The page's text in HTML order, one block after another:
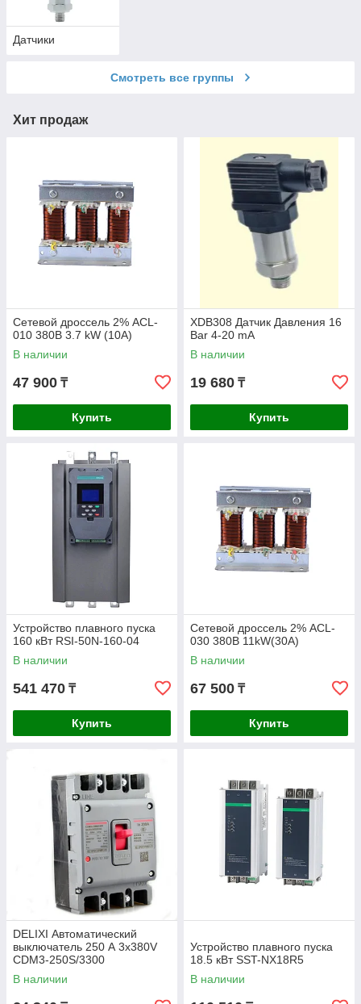
Датчики
Смотреть все группы
Хит продаж
Сетевой дроссель 2% ACL-
010 380В 3.7 kW (10А)
В наличии
47 900 ₸
Купить
XDB308 Датчик Давления 16
Bar 4-20 mA
В наличии
19 680 ₸
Купить
Устройство плавного пуска
160 кВт RSI-50N-160-04
В наличии
541 470 ₸
Купить
Сетевой дроссель 2% ACL-
030 380В 11kW(30А)
В наличии
67 500 ₸
Купить
DELIXI Автоматический
выключатель 250 А 3х380V
CDM3-250S/3300
В наличии
Устройство плавного пуска
18.5 кВт SST-NX18R5
В наличии